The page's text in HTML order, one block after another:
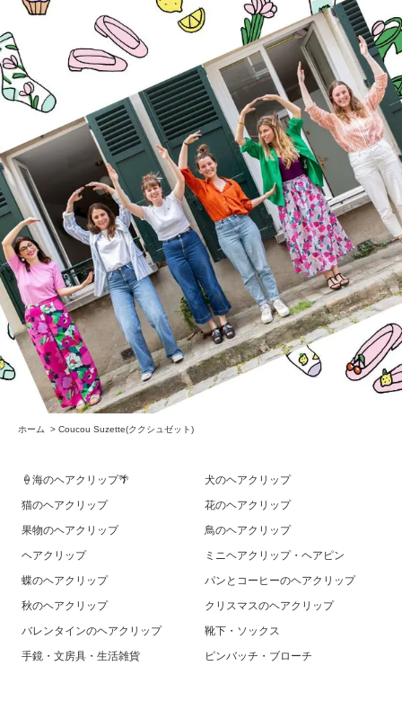
ホーム > Coucou Suzette(ククシュゼット)
🍦海のヘアクリップ🌴
犬のヘアクリップ
猫のヘアクリップ
花のヘアクリップ
果物のヘアクリップ
鳥のヘアクリップ
ヘアクリップ
ミニヘアクリップ・ヘアピン
蝶のヘアクリップ
パンとコーヒーのヘアクリップ
秋のヘアクリップ
クリスマスのヘアクリップ
バレンタインのヘアクリップ
靴下・ソックス
手鏡・文房具・生活雑貨
ピンバッチ・ブローチ